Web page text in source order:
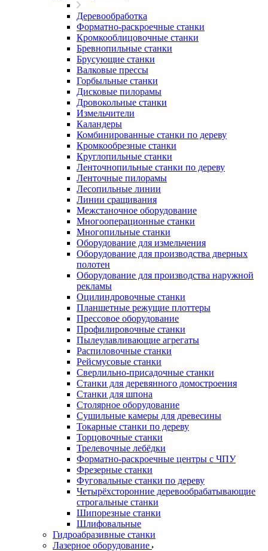
Деревообработка
Форматно-раскроечные станки
Кромкооблицовочные станки
Бревнопильные станки
Брусующие станки
Валковые прессы
Горбыльные станки
Дисковые пилорамы
Дровокольные станки
Измельчители
Каландеры
Комбинированные станки по дереву
Кромкообрезные станки
Круглопильные станки
Ленточнопильные станки по дереву
Ленточные пилорамы
Лесопильные линии
Линии сращивания
Межстаночное оборудование
Многооперационные станки
Многопильные станки
Оборудование для измельчения
Оборудование для производства дверных
полотен
Оборудование для производства наружной
рекламы
Оцилиндровочные станки
Планшетные режущие плоттеры
Прессовое оборудование
Профилировочные станки
Пылеулавливающие агрегаты
Распиловочные станки
Рейсмусовые станки
Сверлильно-присадочные станки
Станки для деревянного домостроения
Станки для шпона
Столярное оборудование
Сушильные камеры для древесины
Токарные станки по дереву
Торцовочные станки
Трелевочные лебёдки
Форматно-раскроечные центры с ЧПУ
Фрезерные станки
Фуговальные станки по дереву
Четырёхсторонние деревообрабатывающие
строгальные станки
Шипорезные станки
Шлифовальные
Гидроабразивные станки
Лазерное оборудование